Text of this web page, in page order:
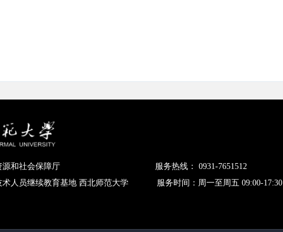
人力资源和社会保障厅 服务热线：
0931-7651512
术人员继续教育基地 西北师范大学
服务时间：周一至周五 09:00-17:30